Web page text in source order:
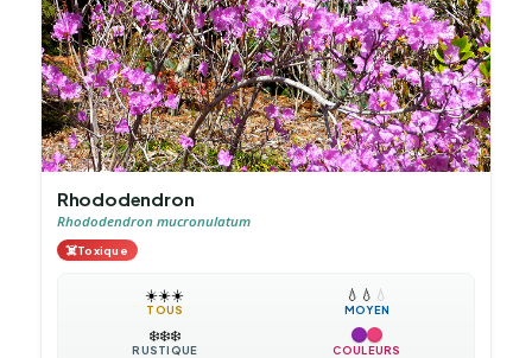
Rhododendron
Rhododendron mucronulatum
☠️Toxique
☀️☀️☀️
TOUS
💧 💧 💧
MOYEN
❄️❄️❄️
RUSTIQUE COULEURS